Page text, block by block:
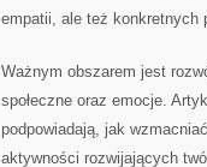
empatii, ale też konkretnych
Ważnym obszarem jest
społeczne oraz emocje.
podpowiadają, jak
aktywności rozwijających